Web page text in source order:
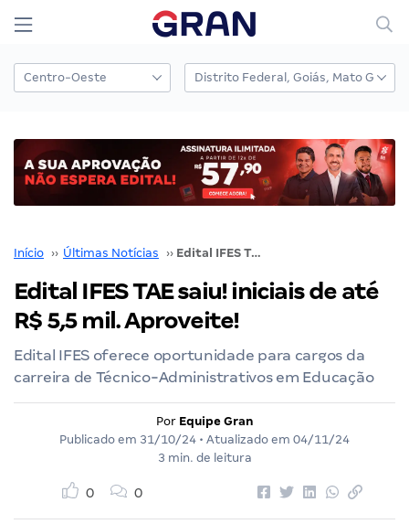
Início ›› Últimas Notícias ›› Edital IFES TAE saiu! iniciais de até R$ 5,5 mil. Aproveite!
Edital IFES TAE saiu! iniciais de até
R$ 5,5 mil. Aproveite!
Edital IFES oferece oportunidade para cargos da
carreira de Técnico-Administrativos em Educação
Por Equipe Gran
Publicado em 31/10/24 • Atualizado em 04/11/24
3 min. de leitura
0 0